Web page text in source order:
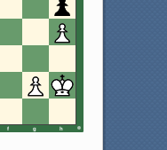
f g h